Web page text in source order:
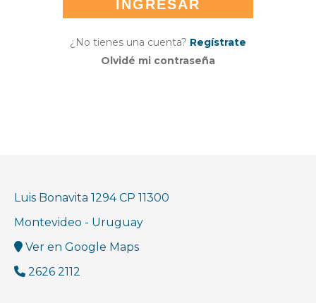
¿No tienes una cuenta? Regístrate
Olvidé mi contraseña
Luis Bonavita 1294 CP 11300
Montevideo - Uruguay
Ver en Google Maps
2626 2112